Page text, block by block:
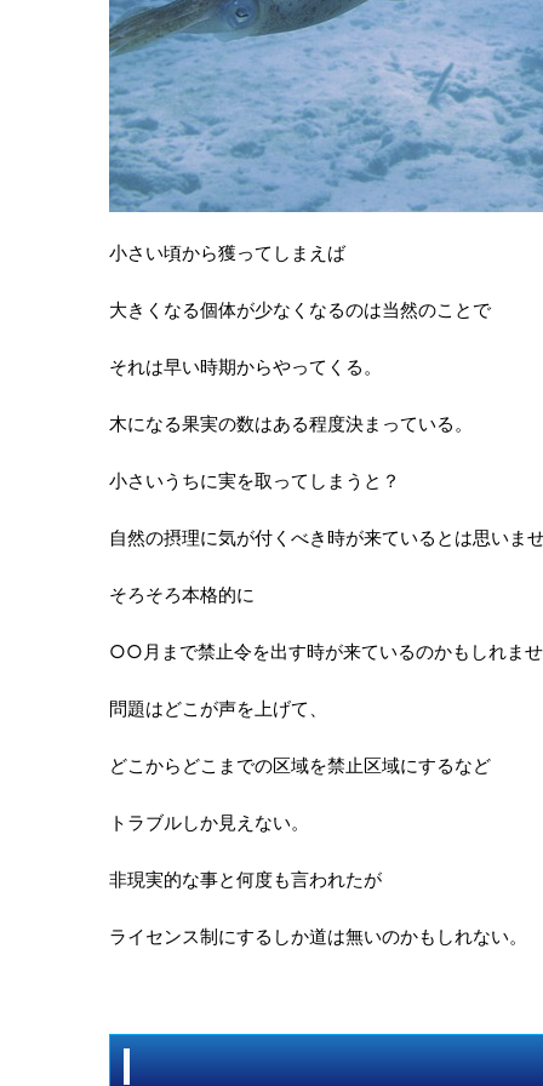
小さい頃から獲ってしまえば
大きくなる個体が少なくなるのは当然のことで
それは早い時期からやってくる。
木になる果実の数はある程度決まっている。
小さいうちに実を取ってしまうと？
自然の摂理に気が付くべき時が来ているとは思いま
そろそろ本格的に
○○月まで禁止令を出す時が来ているのかもしれま
問題はどこが声を上げて、
どこからどこまでの区域を禁止区域にするなど
トラブルしか見えない。
非現実的な事と何度も言われたが
ライセンス制にするしか道は無いのかもしれない。